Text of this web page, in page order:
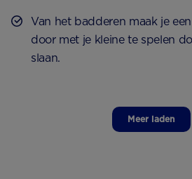
Van het badderen maak je
door met je kleine te spelen
slaan.
Meer laden